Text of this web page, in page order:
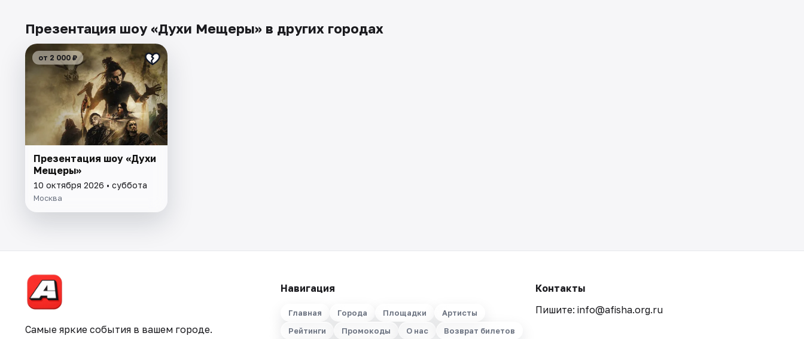
Презентация шоу «Духи Мещеры» в других городах
от 2 000 ₽
Презентация шоу «Духи
Мещеры»
10 октября 2026 • суббота
Москва
Самые яркие события в вашем городе.
Навигация
Главная Города Площадки
Артисты
Рейтинги
Промокоды О нас Возврат билетов
Контакты
Пишите: info@afisha.org.ru